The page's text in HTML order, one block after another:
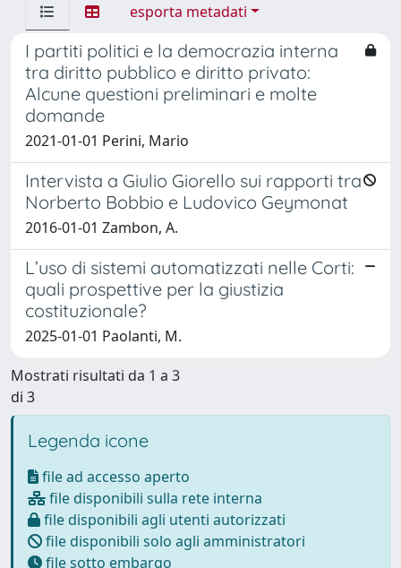
esporta metadati
I partiti politici e la democrazia interna
tra diritto pubblico e diritto privato:
Alcune questioni preliminari e molte
domande
2021-01-01 Perini, Mario
Intervista a Giulio Giorello sui rapporti tra
Norberto Bobbio e Ludovico Geymonat
2016-01-01 Zambon, A.
L’uso di sistemi automatizzati nelle Corti:
quali prospettive per la giustizia
costituzionale?
2025-01-01 Paolanti, M.
Mostrati risultati da 1 a 3
di 3
Legenda icone
file ad accesso aperto
file disponibili sulla rete interna
file disponibili agli utenti autorizzati
file disponibili solo agli amministratori
file sotto embargo